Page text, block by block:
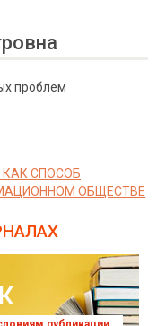
проблем
КАК СПОСОБ
ОБЩЕСТВЕ